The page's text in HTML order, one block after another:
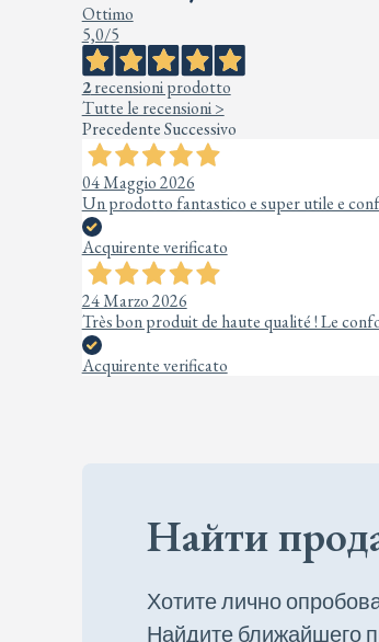
Ottimo
5,0/5
2recensioni prodotto
Tutte le recensioni >
PrecedenteSuccessivo
04 Maggio 2026
Un prodotto fantastico e super utile e
Acquirente verificato
24 Marzo 2026
Très bon produit de haute qualité ! Le
Acquirente verificato
Найти
Хотите лично
Найдите ближайшего